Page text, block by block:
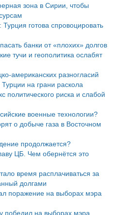
зона в Сирии, чтобы
готова спровоцировать
банки от «плохих» долгов
тучи и геополитика ослабят
американских разногласий
на грани раскола
политического риска и слабой
военные технологии?
о добыче газа в Восточном
продолжается?
ЦБ. Чем обернётся это
время расплачиваться за
долгами
поражение на выборах мэра
победил на выборах мэра